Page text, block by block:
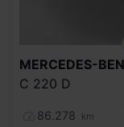
MERCEDES-
C 220 D
86.278 km